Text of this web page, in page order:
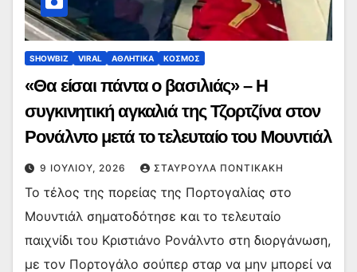
SHOWBIZ VIRAL ΑΘΛΗΤΙΚΑ ΚΟΣΜΟΣ
«Θα είσαι πάντα ο βασιλιάς» – Η
συγκινητική αγκαλιά της Τζορτζίνα στον
Ρονάλντο μετά το τελευταίο του Μουντιάλ
9 ΙΟΥΛΊΟΥ, 2026 ΣΤΑΥΡΟΎΛΑ ΠΟΝΤΙΚΆΚΗ
Το τέλος της πορείας της Πορτογαλίας στο
Μουντιάλ σηματοδότησε και το τελευταίο
παιχνίδι του Κριστιάνο Ρονάλντο στη διοργάνωση,
με τον Πορτογάλο σούπερ σταρ να μην μπορεί να